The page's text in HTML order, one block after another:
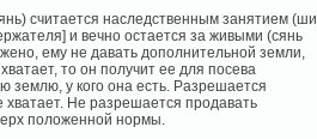
считается наследственным занятием (ши
и вечно остается за живыми (сянь
ему не давать дополнительной земли,
то он получит ее для посева
землю, у кого она есть. Разрешается
Не разрешается продавать
положенной нормы.